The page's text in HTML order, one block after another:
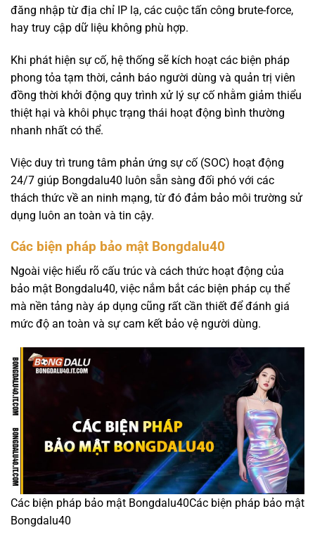
đăng nhập từ địa chỉ IP lạ, các cuộc tấn công brute-force,
hay truy cập dữ liệu không phù hợp.
Khi phát hiện sự cố, hệ thống sẽ kích hoạt các biện pháp
phong tỏa tạm thời, cảnh báo người dùng và quản trị viên
đồng thời khởi động quy trình xử lý sự cố nhằm giảm thiểu
thiệt hại và khôi phục trạng thái hoạt động bình thường
nhanh nhất có thể.
Việc duy trì trung tâm phản ứng sự cố (SOC) hoạt động
24/7 giúp Bongdalu40 luôn sẵn sàng đối phó với các
thách thức về an ninh mạng, từ đó đảm bảo môi trường sử
dụng luôn an toàn và tin cậy.
Các biện pháp bảo mật Bongdalu40
Ngoài việc hiểu rõ cấu trúc và cách thức hoạt động của
bảo mật Bongdalu40, việc nắm bắt các biện pháp cụ thể
mà nền tảng này áp dụng cũng rất cần thiết để đánh giá
mức độ an toàn và sự cam kết bảo vệ người dùng.
Các biện pháp bảo mật Bongdalu40Các biện pháp bảo mật
Bongdalu40